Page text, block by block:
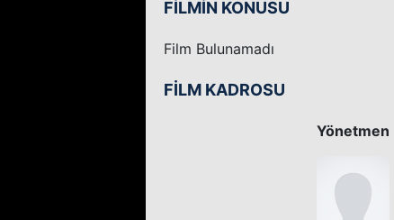
FİLMİN KONUSU
Film Bulunamadı
FİLM KADROSU
Yönetmen